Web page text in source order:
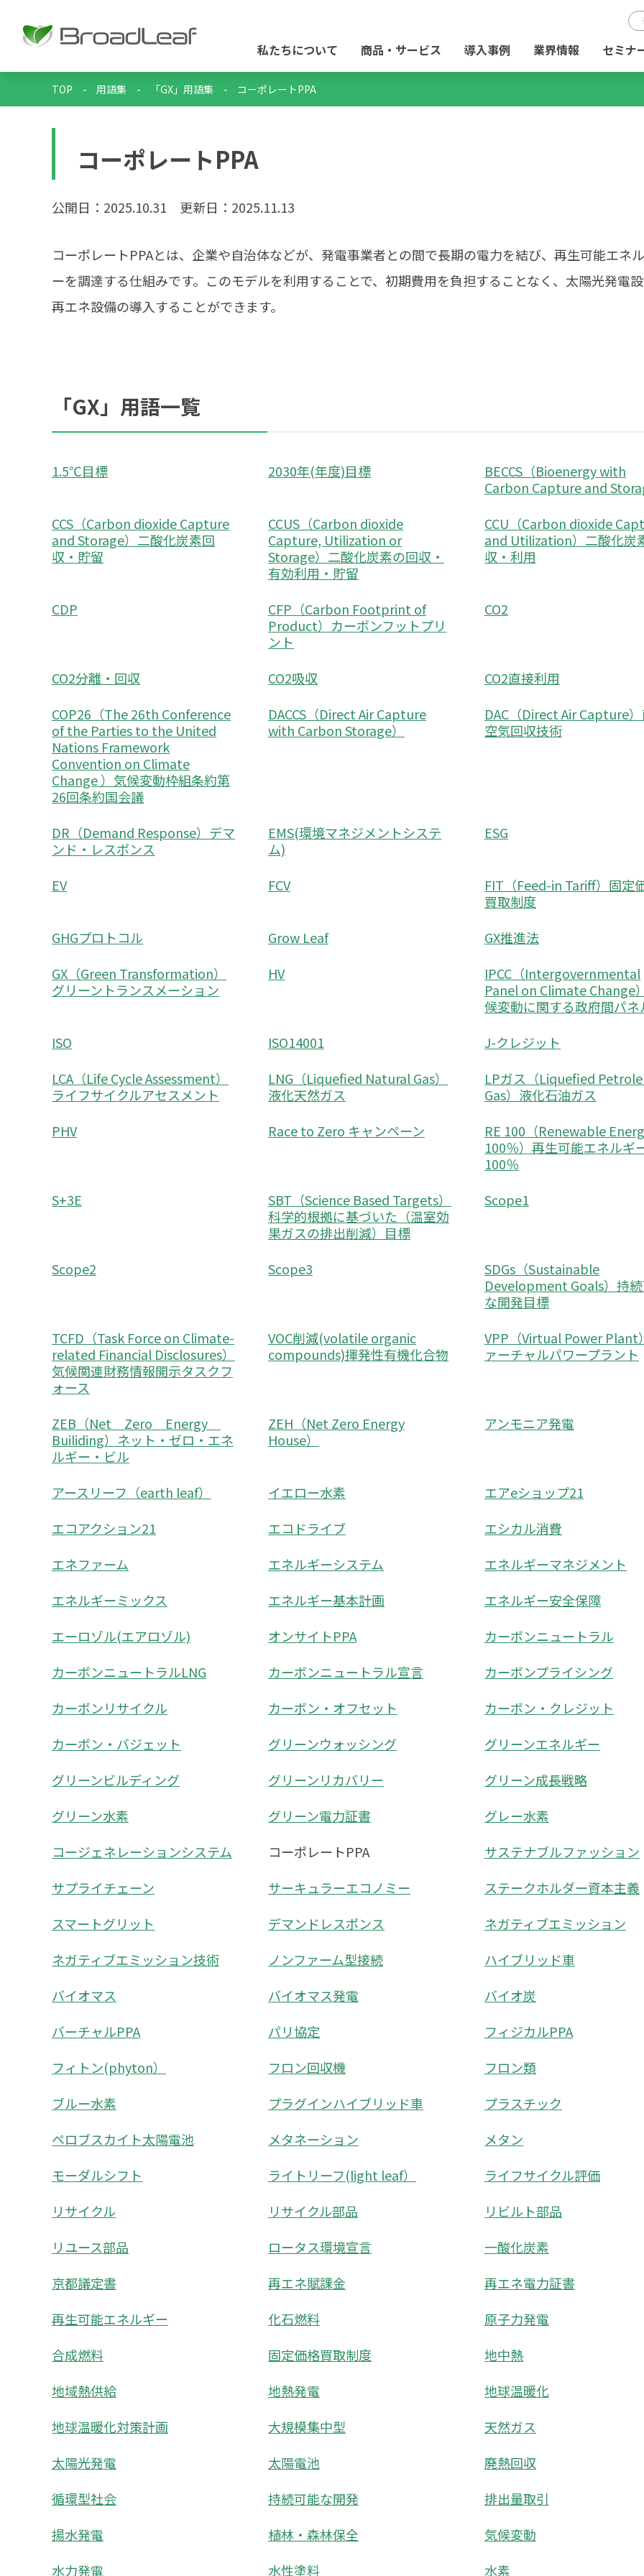
私たちについて 商品・サービス 導入事例 業界情報 セミナ
TOP - 用語集 - 「GX」用語集 - コーポレートPPA
コーポレートPPA
公開日：2025.10.31 更新日：2025.11.13
コーポレートPPAとは、企業や自治体などが、発電事業者との間で長期の電力を結び、再生可能エネ
ーを調達する仕組みです。このモデルを利用することで、初期費用を負担することなく、太陽光発電
再エネ設備の導入することができます。
「GX」用語一覧
1.5℃目標 2030年(年度)目標
BECCS（Bioenergy with
Carbon Capture and
CCS（Carbon dioxide Capture
and Storage）二酸化炭素回
収・貯留
CCUS（Carbon dioxide
Capture, Utilization or
Storage）二酸化炭素の回収・
有効利用・貯留
CCU（Carbon dioxide
and Utilization）二酸化炭
収・利用
CDP
CFP（Carbon Footprint of
Product）カーボンフットプリ
ント
CO2
CO2分離・回収 CO2吸収
CO2直接利用
COP26（The 26th Conference
of the Parties to the United
Nations Framework
Convention on Climate
Change ）気候変動枠組条約第
26回条約国会議
DACCS（Direct Air Capture
with Carbon Storage）
DAC（Direct Air Capture
空気回収技術
DR（Demand Response）デマ
ンド・レスポンス
EMS(環境マネジメントシステ
ム)
ESG
EV FCV
FIT（Feed-in Tariff）固定
買取制度
GHGプロトコル
Grow Leaf
GX推進法
GX（Green Transformation）
グリーントランスメーション
HV
IPCC（Intergovernmental
Panel on Climate Change
候変動に関する政府間パネ
ISO
ISO14001
J-クレジット
LCA（Life Cycle Assessment）
ライフサイクルアセスメント
LNG（Liquefied Natural Gas）
液化天然ガス
LPガス（Liquefied
Gas）液化石油ガス
PHV
Race to Zero キャンペーン
RE 100（Renewable
100％）再生可能エネルギ
100％
S+3E
SBT（Science Based Targets）
科学的根拠に基づいた（温室効
果ガスの排出削減）目標
Scope1
Scope2 Scope3
SDGs（Sustainable
Development Goals）持
な開発目標
TCFD（Task Force on Climate-
related Financial Disclosures）
気候関連財務情報開示タスクフ
ォース
VOC削減(volatile organic
compounds)揮発性有機化合物
VPP（Virtual Power Plant
ァーチャルパワープラント
ZEB（Net Zero Energy
Builiding）ネット・ゼロ・エネ
ルギー・ビル
ZEH（Net Zero Energy
House）
アンモニア発電
アースリーフ（earth leaf） イエロー水素
エアeショップ21
エコアクション21
エコドライブ
エシカル消費
エネファーム
エネルギーシステム
エネルギーマネジメント
エネルギーミックス
エネルギー基本計画
エネルギー安全保障
エーロゾル(エアロゾル)
オンサイトPPA
カーボンニュートラル
カーボンニュートラルLNG
カーボンニュートラル宣言
カーボンプライシング
カーボンリサイクル
カーボン・オフセット
カーボン・クレジット
カーボン・バジェット
グリーンウォッシング
グリーンエネルギー
グリーンビルディング
グリーンリカバリー
グリーン成長戦略
グリーン水素
グリーン電力証書
グレー水素
コージェネレーションシステム
コーポレートPPA
サステナブルファッション
サプライチェーン
サーキュラーエコノミー
ステークホルダー資本主義
スマートグリット
デマンドレスポンス
ネガティブエミッション
ネガティブエミッション技術
ノンファーム型接続
ハイブリッド車
バイオマス
バイオマス発電
バイオ炭
バーチャルPPA
パリ協定
フィジカルPPA
フィトン(phyton）
フロン回収機
フロン類
ブルー水素
プラグインハイブリッド車
プラスチック
ペロブスカイト太陽電池
メタネーション
メタン
モーダルシフト
ライトリーフ(light leaf）
ライフサイクル評価
リサイクル
リサイクル部品
リビルト部品
リユース部品
ロータス環境宣言
一酸化炭素
京都議定書
再エネ賦課金
再エネ電力証書
再生可能エネルギー
化石燃料
原子力発電
合成燃料
固定価格買取制度
地中熱
地域熱供給
地熱発電
地球温暖化
地球温暖化対策計画
大規模集中型
天然ガス
太陽光発電
太陽電池
廃熱回収
循環型社会
持続可能な開発
排出量取引
揚水発電
植林・森林保全
気候変動
水力発電
水性塗料 水素